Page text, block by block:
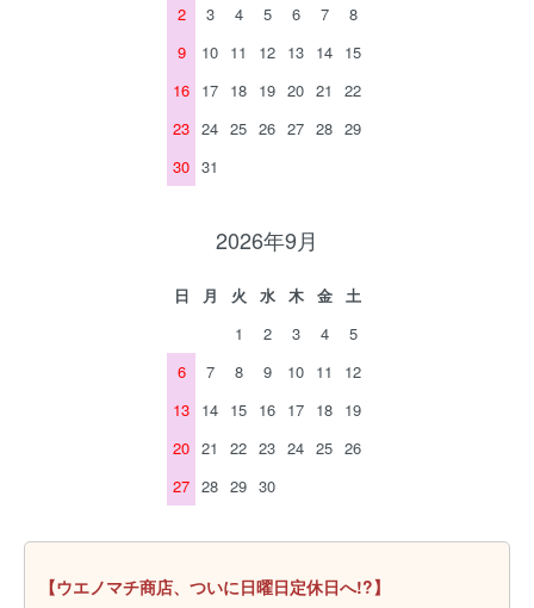
2
3 4 5 6 7
8
9
10 11 12 13 14 15
16 17 18 19 20 21
22
23 24 25 26 27 28 29
30 31
2026年9月
日 月 火 水 木 金
土
1
2 3 4
5
6
7 8 9 10 11
12
13 14 15 16 17 18 19
20 21 22 23 24 25 26
27 28 29 30
【ウエノマチ商店、ついに日曜日定休日へ!?】